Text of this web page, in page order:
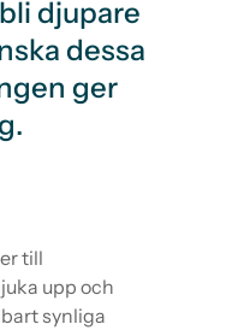
djupare
dessa
ger
till
upp och
synliga